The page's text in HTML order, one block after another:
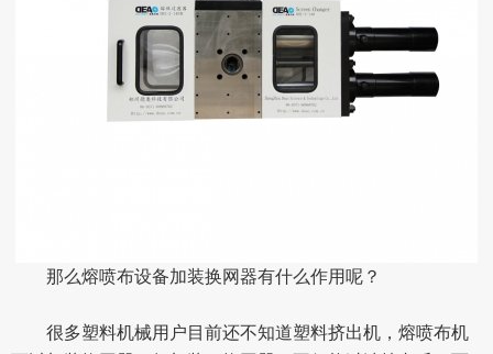
那么熔喷布设备加装换网器有什么作用呢？
很多塑料机械用户目前还不知道塑料挤出机，熔喷布机